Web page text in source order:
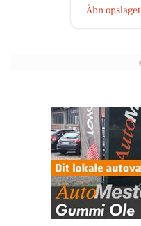
Åbn opslaget